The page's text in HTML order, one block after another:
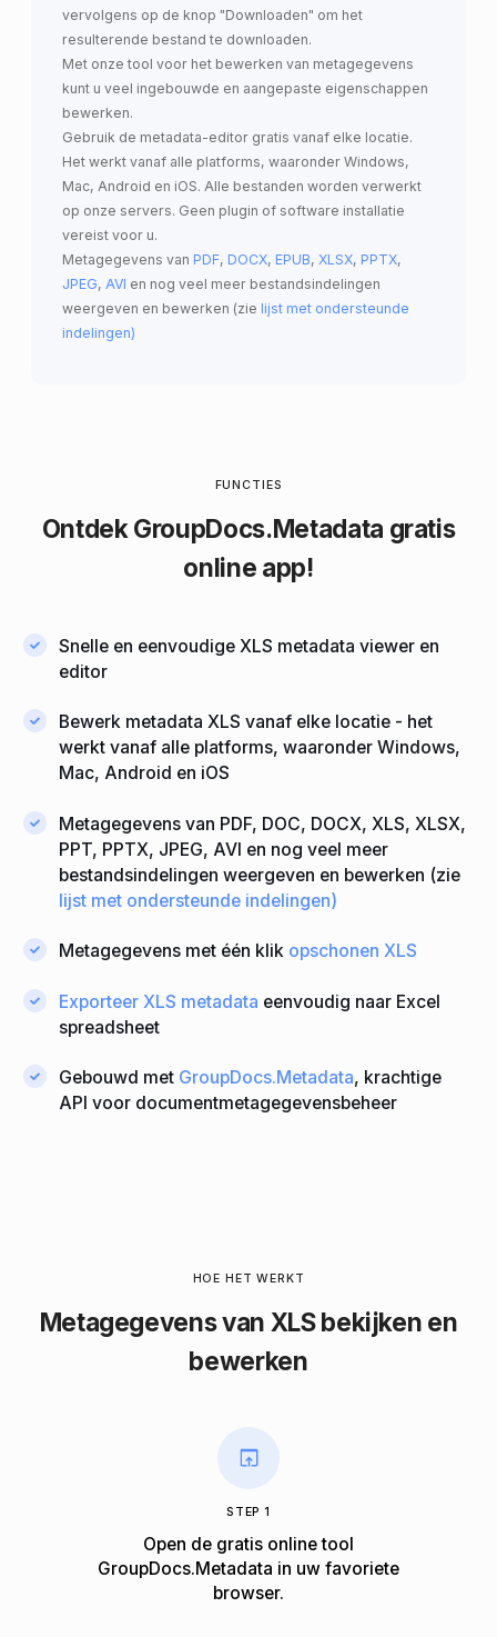
vervolgens op de knop "Downloaden" om het
resulterende bestand te downloaden.
Met onze tool voor het bewerken van metagegevens
kunt u veel ingebouwde en aangepaste eigenschappen
bewerken.
Gebruik de metadata-editor gratis vanaf elke locatie.
Het werkt vanaf alle platforms, waaronder Windows,
Mac, Android en iOS. Alle bestanden worden verwerkt
op onze servers. Geen plugin of software installatie
vereist voor u.
Metagegevens van PDF, DOCX, EPUB, XLSX, PPTX,
JPEG, AVI en nog veel meer bestandsindelingen
weergeven en bewerken (zie lijst met ondersteunde
indelingen)
FUNCTIES
Ontdek GroupDocs.Metadata gratis
online app!
Snelle en eenvoudige XLS metadata viewer en
editor
Bewerk metadata XLS vanaf elke locatie - het
werkt vanaf alle platforms, waaronder Windows,
Mac, Android en iOS
Metagegevens van PDF, DOC, DOCX, XLS, XLSX,
PPT, PPTX, JPEG, AVI en nog veel meer
bestandsindelingen weergeven en bewerken (zie
lijst met ondersteunde indelingen)
Metagegevens met één klik opschonen XLS
Exporteer XLS metadata eenvoudig naar Excel
spreadsheet
Gebouwd met GroupDocs.Metadata, krachtige
API voor documentmetagegevensbeheer
HOE HET WERKT
Metagegevens van XLS bekijken en
bewerken
STEP 1
Open de gratis online tool
GroupDocs.Metadata in uw favoriete
browser.